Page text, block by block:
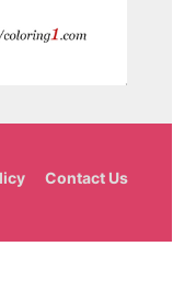
Contact Us